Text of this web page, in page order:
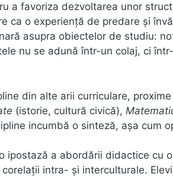
a favoriza dezvoltarea unor
ca o experiență de predare și
asupra obiectelor de studiu:
nu se adună într-un colaj, ci
din alte arii curriculare, proxime
(istorie, cultură civică),
incumbă o sinteză, așa cum
ipostază a abordării didactice cu
intra- și interculturale.